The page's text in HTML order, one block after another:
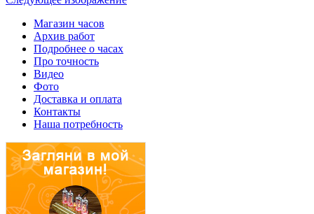
Магазин часов
Архив работ
Подробнее о часах
Про точность
Видео
Фото
Доставка и оплата
Контакты
Наша потребность